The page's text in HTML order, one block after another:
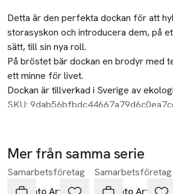
Beskrivning
Detta är den perfekta dockan för att
storasyskon och introducera dem, på
sätt, till sin nya roll.
På bröstet bär dockan en brodyr med
ett minne för livet.
Dockan är tillverkad i Sverige av
tyger, säker att krama och leka med
Alla Watoto Arts-dockor är designade
inkludering, hållbarhet och socialt ansvar.
De speglar samhällets mångfald och
SKU:
Mer från samma serie
Hoppa över bildspelet
Samarbetsföretag
Samarbetsföretag